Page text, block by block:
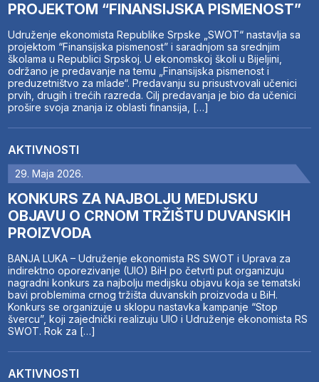
PROJEKTOM “FINANSIJSKA PISMENOST”
Udruženje ekonomista Republike Srpske „SWOT“ nastavlja sa
projektom “Finansijska pismenost” i saradnjom sa srednjim
školama u Republici Srpskoj. U ekonomskoj školi u Bijeljini,
održano je predavanje na temu „Finansijska pismenost i
preduzetništvo za mlade“. Predavanju su prisustvovali učenici
prvih, drugih i trećih razreda. Cilj predavanja je bio da učenici
prošire svoja znanja iz oblasti finansija, […]
AKTIVNOSTI
29. Maja 2026.
KONKURS ZA NAJBOLJU MEDIJSKU
OBJAVU O CRNOM TRŽIŠTU DUVANSKIH
PROIZVODA
BANJA LUKA – Udruženje ekonomista RS SWOT i Uprava za
indirektno oporezivanje (UIO) BiH po četvrti put organizuju
nagradni konkurs za najbolju medijsku objavu koja se tematski
bavi problemima crnog tržišta duvanskih proizvoda u BiH.
Konkurs se organizuje u sklopu nastavka kampanje “Stop
švercu”, koji zajednički realizuju UIO i Udruženje ekonomista RS
SWOT. Rok za […]
AKTIVNOSTI